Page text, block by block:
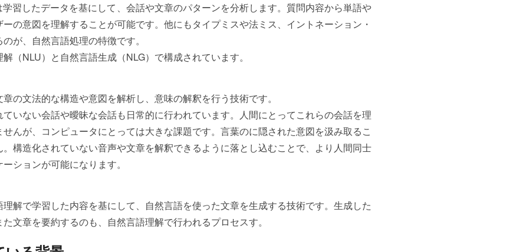
習したデータを基にして、会話や文章のパターンを分析します。質問内容から単語や
の意図を理解することが可能です。他にもタイプミスや法ミス、イントネーション・
が、自然言語処理の特徴です。
（NLU）と自然言語生成（NLG）で構成されています。
の文法的な構造や意図を解析し、意味の解釈を行う技術です。
いない会話や曖昧な会話も日常的に行われています。人間にとってこれらの会話を理
んが、コンピュータにとっては大きな課題です。言葉のに隠された意図を汲み取るこ
構造化されていない音声や文章を解釈できるように落とし込むことで、より人間同士
ションが可能になります。
解で学習した内容を基にして、自然言語を使った文章を生成する技術です。生成した
文章を要約するのも、自然言語理解で行われるプロセスす。